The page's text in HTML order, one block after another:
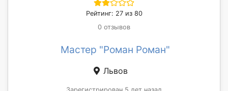
Рейтинг: 27 из 80
0 отзывов
Мастер "Роман Роман"
Львов